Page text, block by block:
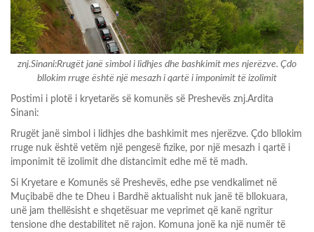
znj.Sinani:Rrugët janë simbol i lidhjes dhe bashkimit mes njerëzve. Çdo
bllokim rruge është një mesazh i qartë i imponimit të izolimit
Postimi i plotë i kryetarës së komunës së Preshevës znj.Ardita
Sinani:
Rrugët janë simbol i lidhjes dhe bashkimit mes njerëzve. Çdo bllokim
rruge nuk është vetëm një pengesë fizike, por një mesazh i qartë i
imponimit të izolimit dhe distancimit edhe më të madh.
Si Kryetare e Komunës së Preshevës, edhe pse vendkalimet në
Muçibabë dhe te Dheu i Bardhë aktualisht nuk janë të bllokuara,
unë jam thellësisht e shqetësuar me veprimet që kanë ngritur
tensione dhe destabilitet në rajon. Komuna jonë ka një numër të